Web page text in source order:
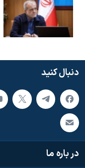
دنبال کنید
در باره ما